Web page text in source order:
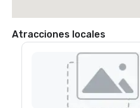
Atracciones locales